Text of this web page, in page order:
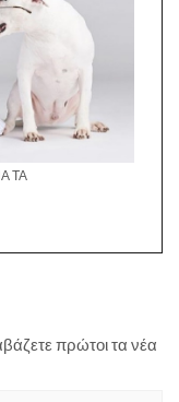
ΤΑ
πρώτοι τα νέα